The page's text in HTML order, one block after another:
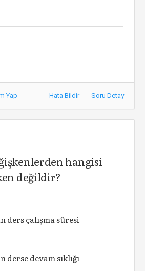
Yap Hata Bildir Soru Detay
hangisi
değildir?
ders çalışma süresi
derse devam sıklığı